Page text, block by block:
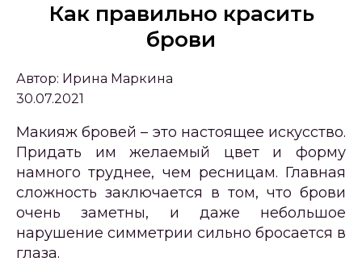
Как правильно красить
брови
Автор: Ирина Маркина
30.07.2021
Макияж бровей – это настоящее искусство.
Придать им желаемый цвет и форму
намного труднее, чем ресницам. Главная
сложность заключается в том, что брови
очень заметны, и даже небольшое
нарушение симметрии сильно бросается в
глаза.